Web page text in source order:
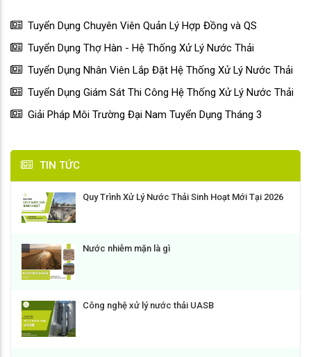
Tuyển Dụng Chuyên Viên Quản Lý Hợp Đồng và QS
Tuyển Dụng Thợ Hàn - Hệ Thống Xử Lý Nước Thải
Tuyển Dụng Nhân Viên Lắp Đặt Hệ Thống Xử Lý Nước Thải
Tuyển Dụng Giám Sát Thi Công Hệ Thống Xử Lý Nước Thải
Giải Pháp Môi Trường Đại Nam Tuyển Dụng Tháng 3
TIN TỨC
Quy Trình Xử Lý Nước Thải Sinh Hoạt Mới Tại 2026
Nước nhiễm mặn là gì
Công nghệ xử lý nước thải UASB